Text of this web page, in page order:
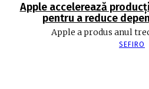
Apple accelerează
pentru a reduce
Apple a produs anul
SEFIRO